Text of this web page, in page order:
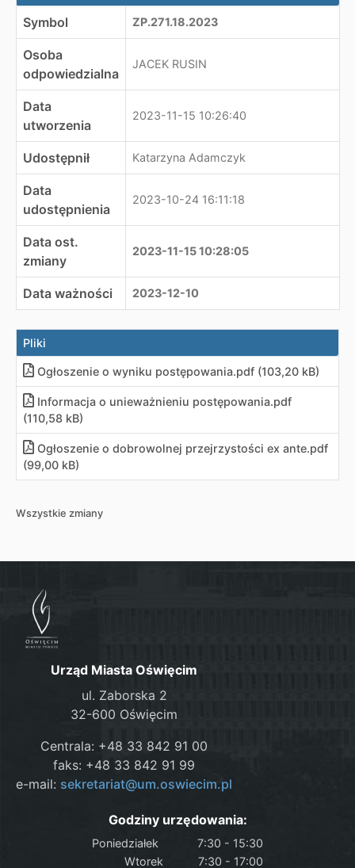
Symbol ZP.271.18.2023
Osoba
odpowiedzialna
JACEK RUSIN
Data
utworzenia
2023-11-15 10:26:40
Udostępnił Katarzyna Adamczyk
Data
udostępnienia
2023-10-24 16:11:18
Data ost.
zmiany
2023-11-15 10:28:05
Data ważności 2023-12-10
Pliki
Ogłoszenie o wyniku postępowania.pdf (103,20 kB)
Informacja o unieważnieniu postępowania.pdf
(110,58 kB)
Ogłoszenie o dobrowolnej przejrzystości ex ante.pdf
(99,00 kB)
Wszystkie zmiany
Urząd Miasta Oświęcim
ul. Zaborska 2
32-600 Oświęcim
Centrala: +48 33 842 91 00
faks: +48 33 842 91 99
e-mail: sekretariat@um.oswiecim.pl
Godziny urzędowania:
Poniedziałek
7:30 - 15:30
Wtorek
7:30 - 17:00